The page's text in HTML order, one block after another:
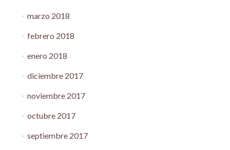
marzo 2018
febrero 2018
enero 2018
diciembre 2017
noviembre 2017
octubre 2017
septiembre 2017